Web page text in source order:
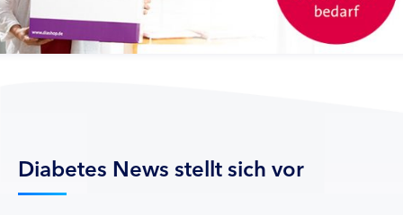
Diabetes News stellt sich vor